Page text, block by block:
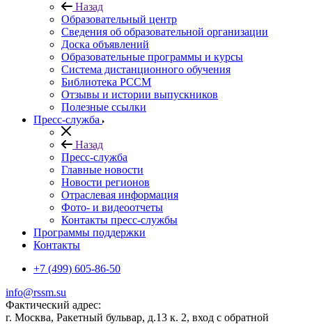
Назад
Образовательный центр
Сведения об образовательной организации
Доска объявлений
Образовательные программы и курсы
Система дистанционного обучения
Библиотека РССМ
Отзывы и истории выпускников
Полезные ссылки
Пресс-служба
Назад
Пресс-служба
Главные новости
Новости регионов
Отраслевая информация
Фото- и видеоотчеты
Контакты пресс-службы
Программы поддержки
Контакты
+7 (499) 605-86-50
info@rssm.su
Фактический адрес:
г. Москва, Ракетный бульвар, д.13 к. 2, вход с обратной